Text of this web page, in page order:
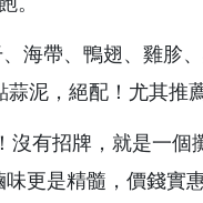
海帶、鴨翅、雞胗
泥，絕配！尤其推
沒有招牌，就是一
更是精髓，價錢實